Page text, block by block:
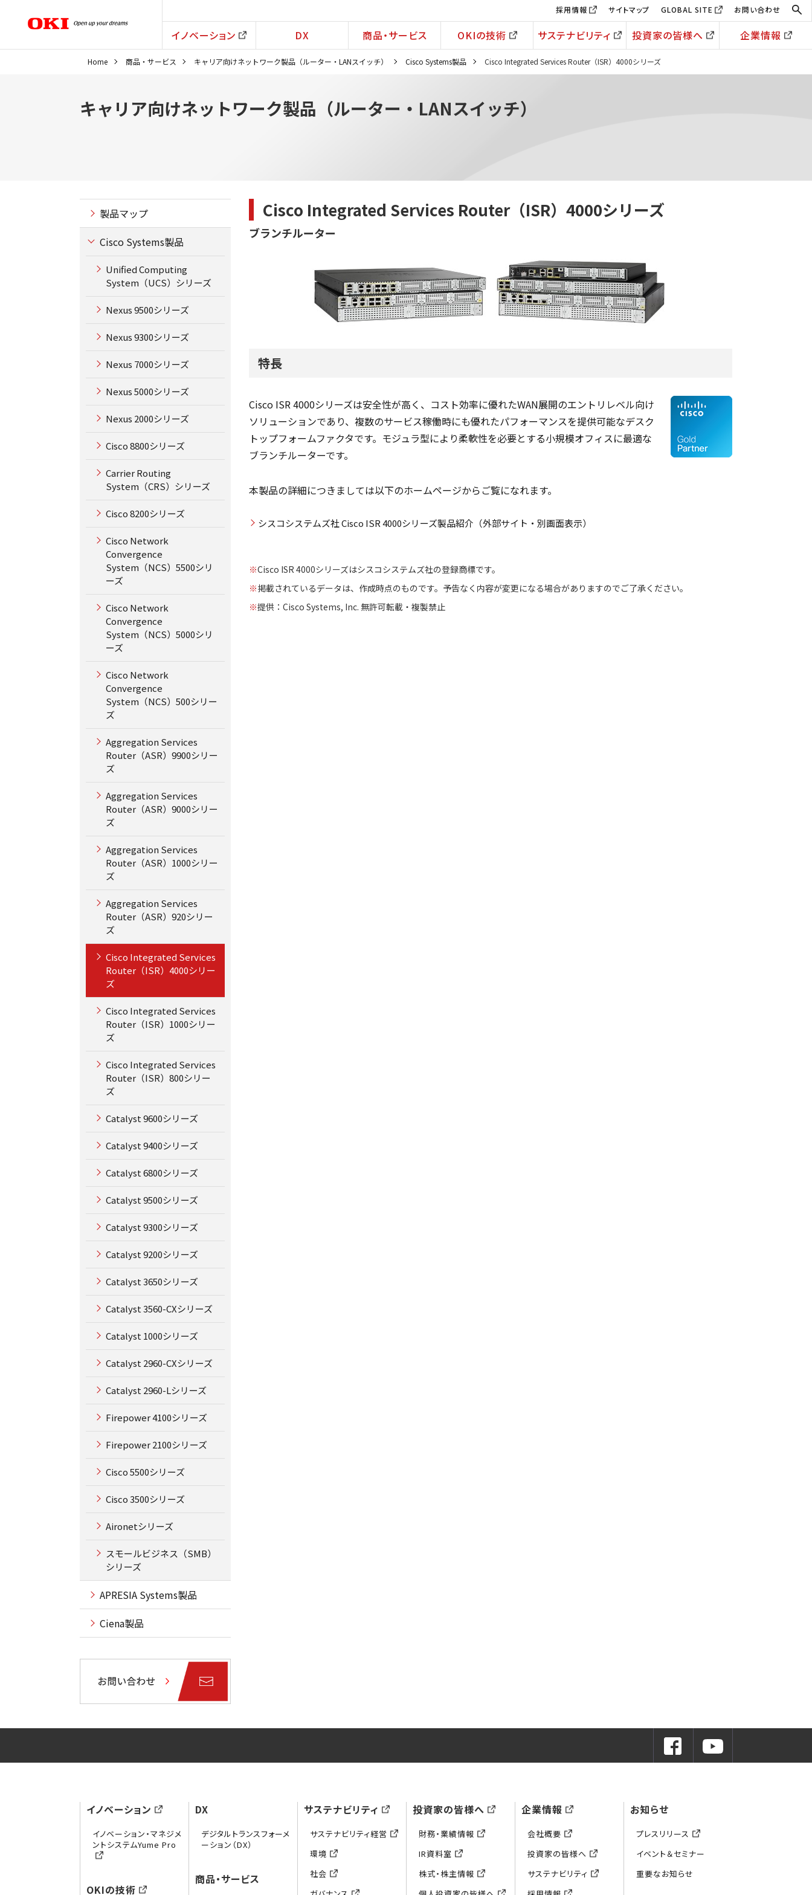
採用情報 サイトマップ GLOBAL SITE お問い合わせ
イノベーション DX 商品・サービス OKIの技術 サステナビリティ 投資家の皆様へ 企業情報
Home 商品・サービス キャリア向けネットワーク製品（ルーター・LANスイッチ） Cisco Systems製品 Cisco Integrated Services Router（ISR）4000シリーズ
キャリア向けネットワーク製品（ルーター・LANスイッチ）
Cisco Integrated Services Router（ISR）4000シリーズ
ブランチルーター
特長
Cisco ISR 4000シリーズは安全性が高く、コスト効率に優れたWAN展開のエントリレベル向け
ソリューションであり、複数のサービス稼働時にも優れたパフォーマンスを提供可能なデスク
トップフォームファクタです。モジュラ型により柔軟性を必要とする小規模オフィスに最適な
ブランチルーターです。
本製品の詳細につきましては以下のホームページからご覧になれます。
シスコシステムズ社 Cisco ISR 4000シリーズ製品紹介（外部サイト・別画面表示）
※Cisco ISR 4000シリーズはシスコシステムズ社の登録商標です。
※掲載されているデータは、作成時点のものです。予告なく内容が変更になる場合がありますのでご了承ください。
※提供：Cisco Systems, Inc. 無許可転載・複製禁止
製品マップ
Cisco Systems製品
Unified Computing
System（UCS）シリーズ
Nexus 9500シリーズ
Nexus 9300シリーズ
Nexus 7000シリーズ
Nexus 5000シリーズ
Nexus 2000シリーズ
Cisco 8800シリーズ
Carrier Routing
System（CRS）シリーズ
Cisco 8200シリーズ
Cisco Network
Convergence
System（NCS）5500シリ
ーズ
Cisco Network
Convergence
System（NCS）5000シリ
ーズ
Cisco Network
Convergence
System（NCS）500シリー
ズ
Aggregation Services
Router（ASR）9900シリー
ズ
Aggregation Services
Router（ASR）9000シリー
ズ
Aggregation Services
Router（ASR）1000シリー
ズ
Aggregation Services
Router（ASR）920シリー
ズ
Cisco Integrated Services
Router（ISR）4000シリー
ズ
Cisco Integrated Services
Router（ISR）1000シリー
ズ
Cisco Integrated Services
Router（ISR）800シリー
ズ
Catalyst 9600シリーズ
Catalyst 9400シリーズ
Catalyst 6800シリーズ
Catalyst 9500シリーズ
Catalyst 9300シリーズ
Catalyst 9200シリーズ
Catalyst 3650シリーズ
Catalyst 3560-CXシリーズ
Catalyst 1000シリーズ
Catalyst 2960-CXシリーズ
Catalyst 2960-Lシリーズ
Firepower 4100シリーズ
Firepower 2100シリーズ
Cisco 5500シリーズ
Cisco 3500シリーズ
Aironetシリーズ
スモールビジネス（SMB）
シリーズ
APRESIA Systems製品
Ciena製品
イノベーション
イノベーション・マネジメ
ントシステムYume Pro
OKIの技術
DX
デジタルトランスフォーメ
ーション（DX）
商品・サービス
サステナビリティ
サステナビリティ経営
環境
社会
投資家の皆様へ
財務・業績情報
IR資料室
株式・株主情報
企業情報
会社概要
投資家の皆様へ
サステナビリティ
お知らせ
プレスリリース
イベント＆セミナー
重要なお知らせ